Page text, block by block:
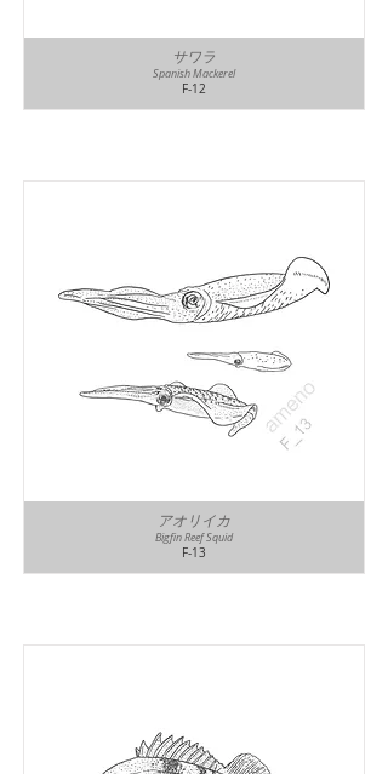
サワラ
F-12
Spanish Mackerel
アオリイカ
F-13
Bigfin Reef Squid